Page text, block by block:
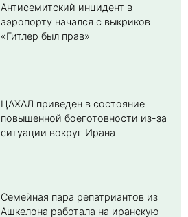
Антисемитский инцидент в
аэропорту начался с выкриков
«Гитлер был прав»
ЦАХАЛ приведен в состояние
повышенной боеготовности из-за
ситуации вокруг Ирана
Семейная пара репатриантов из
Ашкелона работала на иранскую